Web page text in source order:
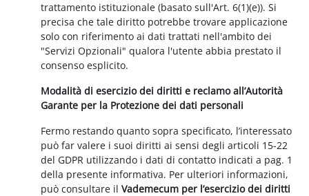
trattamento istituzionale (basato sull'Art. 6(1)(e)). Si
precisa che tale diritto potrebbe trovare applicazione
solo con riferimento ai dati trattati nell'ambito dei
"Servizi Opzionali" qualora l'utente abbia prestato il
consenso esplicito.
Modalità di esercizio dei diritti e reclamo all’Autorità
Garante per la Protezione dei dati personali
Fermo restando quanto sopra specificato, l’interessato
può far valere i suoi diritti ai sensi degli articoli 15-22
del GDPR utilizzando i dati di contatto indicati a pag. 1
della presente informativa. Per ulteriori informazioni,
può consultare ilVademecum per l’esercizio dei diritti